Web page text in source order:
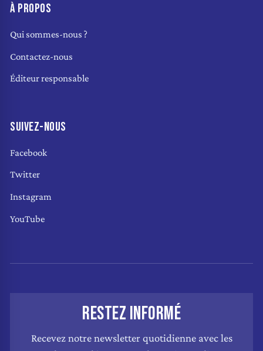
À PROPOS
Qui sommes-nous ?
Contactez-nous
Éditeur responsable
SUIVEZ-NOUS
Facebook
Twitter
Instagram
YouTube
RESTEZ INFORMÉ
Recevez notre newsletter quotidienne avec les